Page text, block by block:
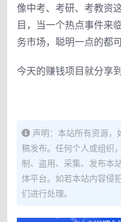
像中考、考研、考教资
目，当一个热点事件来
务市场，聪明一点的都
今天的赚钱项目就分享到
声明：本站所有资源，
稿发布。任何个人或组织
制、盗用、采集、发布本
体平台。如若本站内容侵
们进行处理。